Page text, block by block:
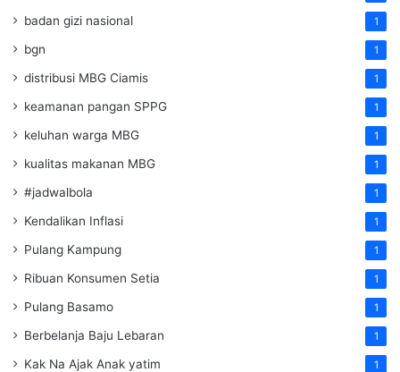
badan gizi nasional 1
bgn 1
distribusi MBG Ciamis 1
keamanan pangan SPPG 1
keluhan warga MBG 1
kualitas makanan MBG 1
#jadwalbola 1
Kendalikan Inflasi 1
Pulang Kampung 1
Ribuan Konsumen Setia 1
Pulang Basamo 1
Berbelanja Baju Lebaran 1
Kak Na Ajak Anak yatim 1